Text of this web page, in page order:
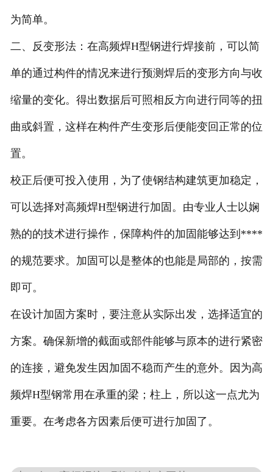
为简单。
二、反变形法：在高频焊H型钢进行焊接前，可以简
单的通过构件的情况来进行预测焊后的变形方向与收
缩量的变化。得出数据后可照相反方向进行同等的扭
曲或斜置，这样在构件产生变形后便能变回正常的位
置。
校正后便可投入使用，为了使钢结构建筑更加稳定，
可以选择对高频焊H型钢进行加固。由专业人士以娴
熟的的技术进行操作，保障构件的加固能够达到****
的规范要求。加固可以是整体的也能是局部的，按需
即可。
在设计加固方案时，要注意从实际出发，选择适宜的
方案。确保新增的截面或部件能够与原本的进行紧密
的连接，避免发生因加固不稳而产生的意外。因为高
频焊H型钢常用在承重的梁；柱上，所以这一点尤为
重要。在考虑各方因素后便可进行加固了。